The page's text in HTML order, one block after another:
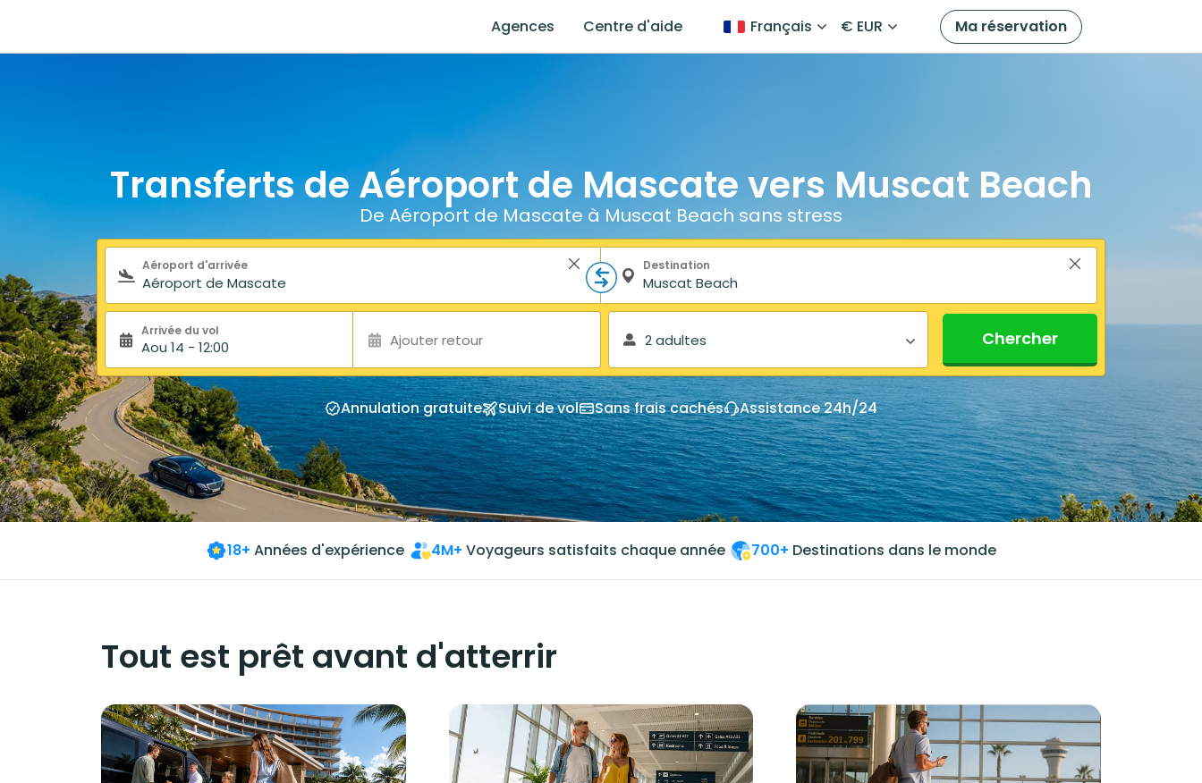
Agences Centre d'aide Français € EUR Ma réservation
Transferts de Aéroport de Mascate vers Muscat Beach
De Aéroport de Mascate à Muscat Beach sans stress
Formulaire de recherche
Aéroport d'arrivée Destination
Arrivée du vol
Aou 14 - 12:00 Ajouter retour 2 adultes Chercher
Annulation gratuite Suivi de vol Sans frais cachés Assistance 24h/24
18+ Années d'expérience 4M+ Voyageurs satisfaits chaque année 700+ Destinations dans le monde
Tout est prêt avant d'atterrir